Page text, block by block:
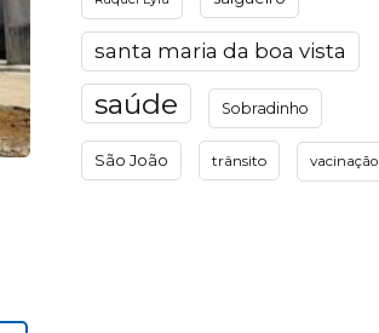
santa maria da boa vista
saúde Sobradinho
São João trânsito vacinação